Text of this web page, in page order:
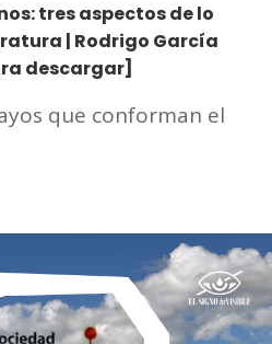
tres aspectos de lo
| Rodrigo García
descargar]
que conforman el